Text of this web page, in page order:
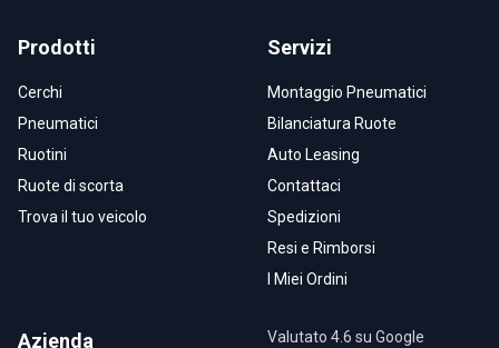
Prodotti
Cerchi
Pneumatici
Ruotini
Ruote di scorta
Trova il tuo veicolo
Servizi
Montaggio Pneumatici
Bilanciatura Ruote
Auto Leasing
Contattaci
Spedizioni
Resi e Rimborsi
I Miei Ordini
Azienda Valutato 4.6 su Google